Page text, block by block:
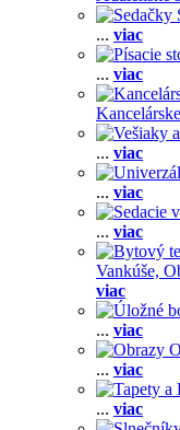
... viac
... viac
... viac
... viac
... viac
Vankúše,
viac
... viac
... viac
... viac